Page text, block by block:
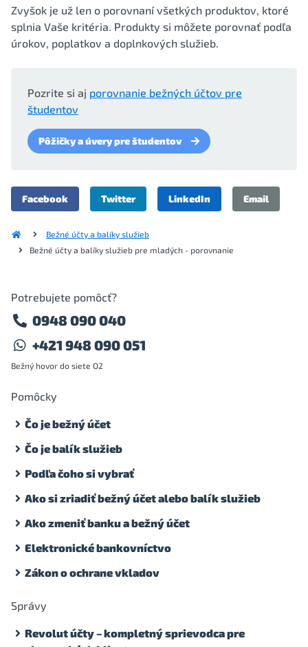
Zvyšok je už len o porovnaní všetkých produktov, ktoré
splnia Vaše kritéria. Produkty si môžete porovnať podľa
úrokov, poplatkov a doplnkových služieb.
Pozrite si aj porovnanie bežných účtov pre
študentov
Pôžičky a úvery pre študentov
Facebook Twitter LinkedIn Email
Bežné účty a balíky služieb
Bežné účty a balíky služieb pre mladých - porovnanie
Potrebujete pomôcť?
0948 090 040
+421 948 090 051
Bežný hovor do siete O2
Pomôcky
Čo je bežný účet
Čo je balík služieb
Podľa čoho si vybrať
Ako si zriadiť bežný účet alebo balík služieb
Ako zmeniť banku a bežný účet
Elektronické bankovníctvo
Zákon o ochrane vkladov
Správy
Revolut účty – kompletný sprievodca pre